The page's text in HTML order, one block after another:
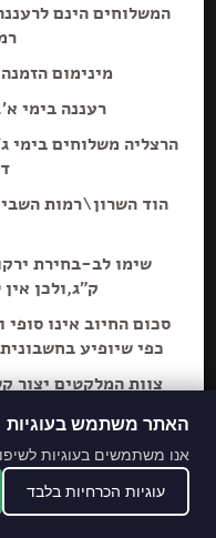
המשלוחים הינם
מינימום הזמנה 250 ש"ח, עלות
רעננה בימי א'.
הרצליה משלוחים
שימו לב-בחירת
ק"ג,ולכן
סכום החיוב אינו
כפי שיופיע
צוות המלקטים יצור
מובחרת!
*האתר והמקום
האתר משתמש בעוגיות
אנו משתמשים בעוגיות
עוגיות הכרחיות בלבד